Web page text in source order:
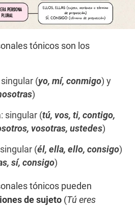
tónicos son los
(yo, mí, conmigo) y
)
singular (tú, vos, ti, contigo,
vosotras, ustedes)
(él, ella, ello, consigo)
sí, consigo)
tónicos pueden
de sujeto (Tú eres